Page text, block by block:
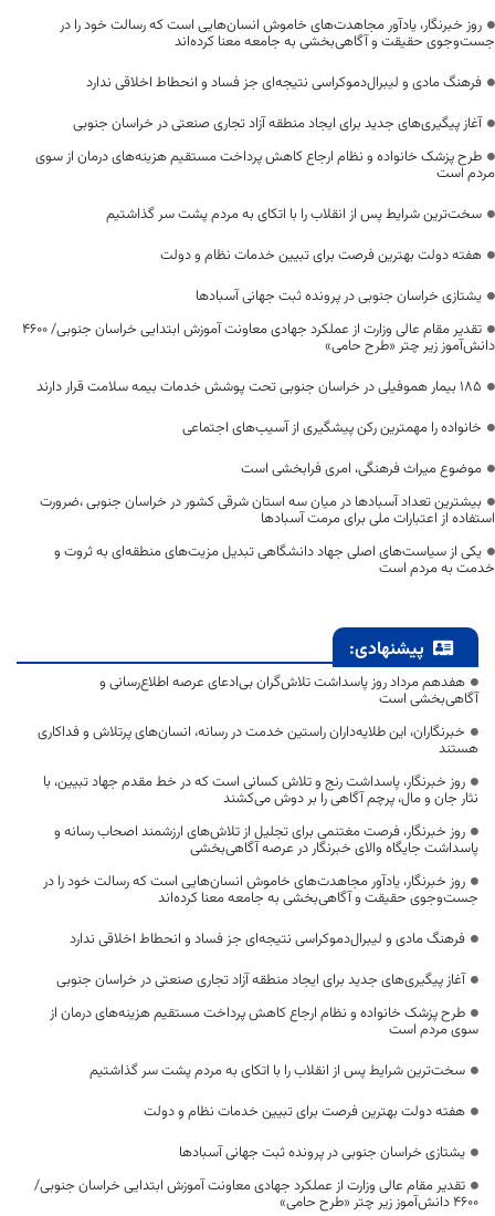
روز خبرنگار، یادآور مجاهدت‌های خاموش انسان‌هایی است که رسالت خود را در
جست‌وجوی حقیقت و آگاهی‌بخشی به جامعه معنا کرده‌اند
فرهنگ مادی و لیبرال‌دموکراسی نتیجه‌ای جز فساد و انحطاط اخلاقی ندارد
آغاز پیگیری‌های جدید برای ایجاد منطقه آزاد تجاری صنعتی در خراسان جنوبی
طرح پزشک خانواده و نظام ارجاع کاهش پرداخت مستقیم هزینه‌های درمان از سوی
مردم است
سخت‌ترین شرایط پس از انقلاب را با اتکای به مردم پشت سر گذاشتیم
هفته دولت بهترین فرصت برای تبیین خدمات نظام و دولت
یشتازی خراسان جنوبی در پرونده ثبت جهانی آسبادها
تقدیر مقام عالی وزارت از عملکرد جهادی معاونت آموزش ابتدایی خراسان جنوبی/ ۴۶۰۰
دانش‌آموز زیر چتر «طرح حامی»
۱۸۵ بیمار هموفیلی در خراسان جنوبی تحت پوشش خدمات بیمه سلامت قرار دارند
خانواده را مهمترین رکن پیشگیری از آسیب‌های اجتماعی
موضوع میراث فرهنگی، امری فرابخشی است
بیشترین تعداد آسبادها در میان سه استان شرقی کشور در خراسان جنوبی ،ضرورت
استفاده از اعتبارات ملی برای مرمت آسبادها
یکی از سیاست‌های اصلی جهاد دانشگاهی تبدیل مزیت‌های منطقه‌ای به ثروت و
خدمت به مردم است
پیشنهادی:
هفدهم مرداد روز پاسداشت تلاش‌گران بی‌ادعای عرصه اطلاع‌رسانی و
آگاهی‌بخشی است
خبرنگاران، این طلایه‌داران راستین خدمت در رسانه، انسان‌های پرتلاش و فداکاری
هستند
روز خبرنگار، پاسداشت رنج و تلاش کسانی است که در خط مقدم جهاد تبیین، با
نثار جان و مال، پرچم آگاهی را بر دوش می‌کشند
روز خبرنگار، فرصت مغتنمی برای تجلیل از تلاش‌های ارزشمند اصحاب رسانه و
پاسداشت جایگاه والای خبرنگار در عرصه آگاهی‌بخشی
روز خبرنگار، یادآور مجاهدت‌های خاموش انسان‌هایی است که رسالت خود را در
جست‌وجوی حقیقت و آگاهی‌بخشی به جامعه معنا کرده‌اند
فرهنگ مادی و لیبرال‌دموکراسی نتیجه‌ای جز فساد و انحطاط اخلاقی ندارد
آغاز پیگیری‌های جدید برای ایجاد منطقه آزاد تجاری صنعتی در خراسان جنوبی
طرح پزشک خانواده و نظام ارجاع کاهش پرداخت مستقیم هزینه‌های درمان از
سوی مردم است
سخت‌ترین شرایط پس از انقلاب را با اتکای به مردم پشت سر گذاشتیم
هفته دولت بهترین فرصت برای تبیین خدمات نظام و دولت
یشتازی خراسان جنوبی در پرونده ثبت جهانی آسبادها
تقدیر مقام عالی وزارت از عملکرد جهادی معاونت آموزش ابتدایی خراسان جنوبی/
۴۶۰۰ دانش‌آموز زیر چتر «طرح حامی»